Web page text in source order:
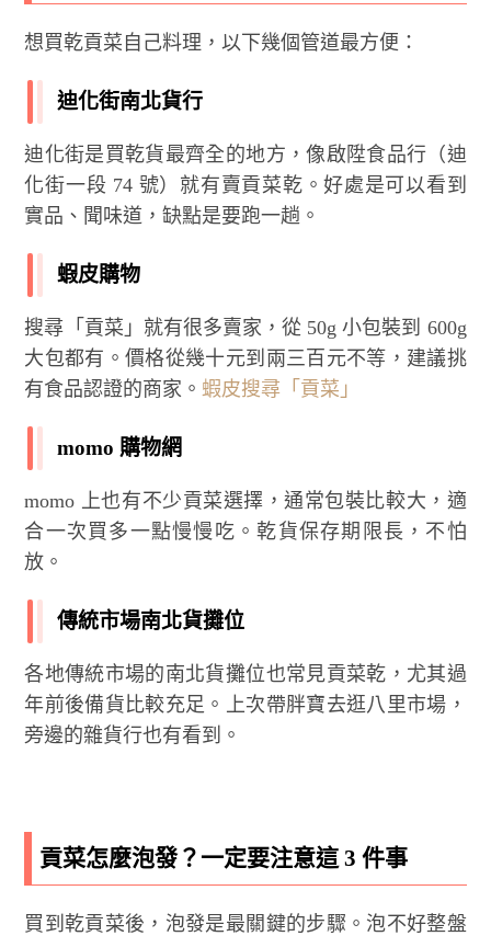
想買乾貢菜自己料理，以下幾個管道最方便：
迪化街南北貨行
迪化街是買乾貨最齊全的地方，像啟陞食品行（迪
化街一段 74 號）就有賣貢菜乾。好處是可以看到
實品、聞味道，缺點是要跑一趟。
蝦皮購物
搜尋「貢菜」就有很多賣家，從 50g 小包裝到 600g
大包都有。價格從幾十元到兩三百元不等，建議挑
有食品認證的商家。 蝦皮搜尋「貢菜」
momo 購物網
momo 上也有不少貢菜選擇，通常包裝比較大，適
合一次買多一點慢慢吃。乾貨保存期限長，不怕
放。
傳統市場南北貨攤位
各地傳統市場的南北貨攤位也常見貢菜乾，尤其過
年前後備貨比較充足。上次帶胖寶去逛八里市場，
旁邊的雜貨行也有看到。
貢菜怎麼泡發？一定要注意這 3 件事
買到乾貢菜後，泡發是最關鍵的步驟。泡不好整盤